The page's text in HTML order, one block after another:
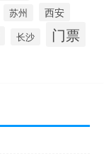
苏州 西安
长沙 门票